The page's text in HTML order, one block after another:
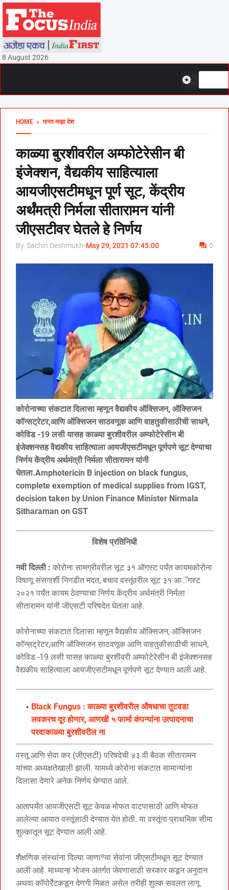
8 August 2026
HOME » भारत माझा देश
काळ्या बुरशीवरील अम्फोटेरेसीन बी
इंजेक्शन, वैद्यकीय साहित्याला
आयजीएसटीमधून पूर्ण सूट, केंद्रीय
अर्थंमत्री निर्मला सीतारामन यांनी
जीएसटीवर घेतले हे निर्णय
By, Sachin Deshmukh-May 29, 2021 07:45:00 0
कोरोनाच्या संकटात दिलासा म्हणून वैद्यकीय ऑक्सिजन, ऑक्सिजन
कॉन्सट्रेटर,आणि ऑक्सिजन साठवणूक आणि वाहतुकीसाठीची साधने,
कोविड -19 लसी यासह काळ्या बुरशीवरील अम्फोटेरेसीन बी
इंजेक्शनसह वैद्यकीय साहित्याला आयजीएसटीमधून पूर्णपणे सूट देण्याचा
निर्णय केंद्रीय अर्थमंत्री निर्मला सीतारामन यांनी
घेतला.Amphotericin B injection on black fungus,
complete exemption of medical supplies from IGST,
decision taken by Union Finance Minister Nirmala
Sitharaman on GST
विशेष प्रतिनिधी
नवी दिल्ली : कोरोना सामग्रीवरील सूट ३१ ऑगस्ट पर्यंत कायमकोरोना
विषाणू संसगार्शी निगडीत मदत, बचाव वस्तूंवरील सूट ३१ आॅगस्ट
२०२१ पर्यंत कायम ठेवण्याचा निर्णय केंद्रीय अर्थमंत्री निर्मला
सीतारामन यांनी जीएसटी परिषदेत घेतला आहे.
कोरोनाच्या संकटात दिलासा म्हणून वैद्यकीय ऑक्सिजन, ऑक्सिजन
कॉन्सट्रेटर,आणि ऑक्सिजन साठवणूक आणि वाहतुकीसाठीची साधने,
कोविड -19 लसी यासह काळ्या बुरशीवरी अम्फोटेरेसीन बी इंजेक्शनसह
वैद्यकीय साहित्याला आयजीएसटीमधून पूर्णपणे सूट देण्यात आली आहे.
Black Fungus : काळ्या बुरशीवरील औषधाचा तुटवडा
लवकरच दूर होणार, आणखी ५ फार्मा कंपन्यांना उत्पादनाचा
परवाकाळ्या बुरशीवरील ना
वस्तू आणि सेवा कर (जीएसटी) परिषदेची ४३ वी बैठक सीतारामन
यांच्या अध्यक्षतेखाली झाली. यामध्ये कोरोना संकटात सामान्यांना
दिलासा देणारे अनेक निर्णय घेण्यात आले.
आतापर्यंत आयजीएसटी सूट केवळ मोफत वाटपासाठी आणि मोफत
आलेल्या आयात वस्तूंसाठी देण्यात येत होती. या वस्तूंना प्राथमिक सीमा
शुल्कातून सूट देण्यात आली आहे.
शैक्षणिक संस्थांना दिल्या जाणाºया सेवांना जीएसटीमधून सूट देण्यात
आली आहे. माध्यान्ह भोजन अंतर्गत जेवणासाठी सरकार कडून अनुदान
अथवा कॉपोर्रेटकडून देणगी मिळत असेल तरीही शुल्क सवलत लागू